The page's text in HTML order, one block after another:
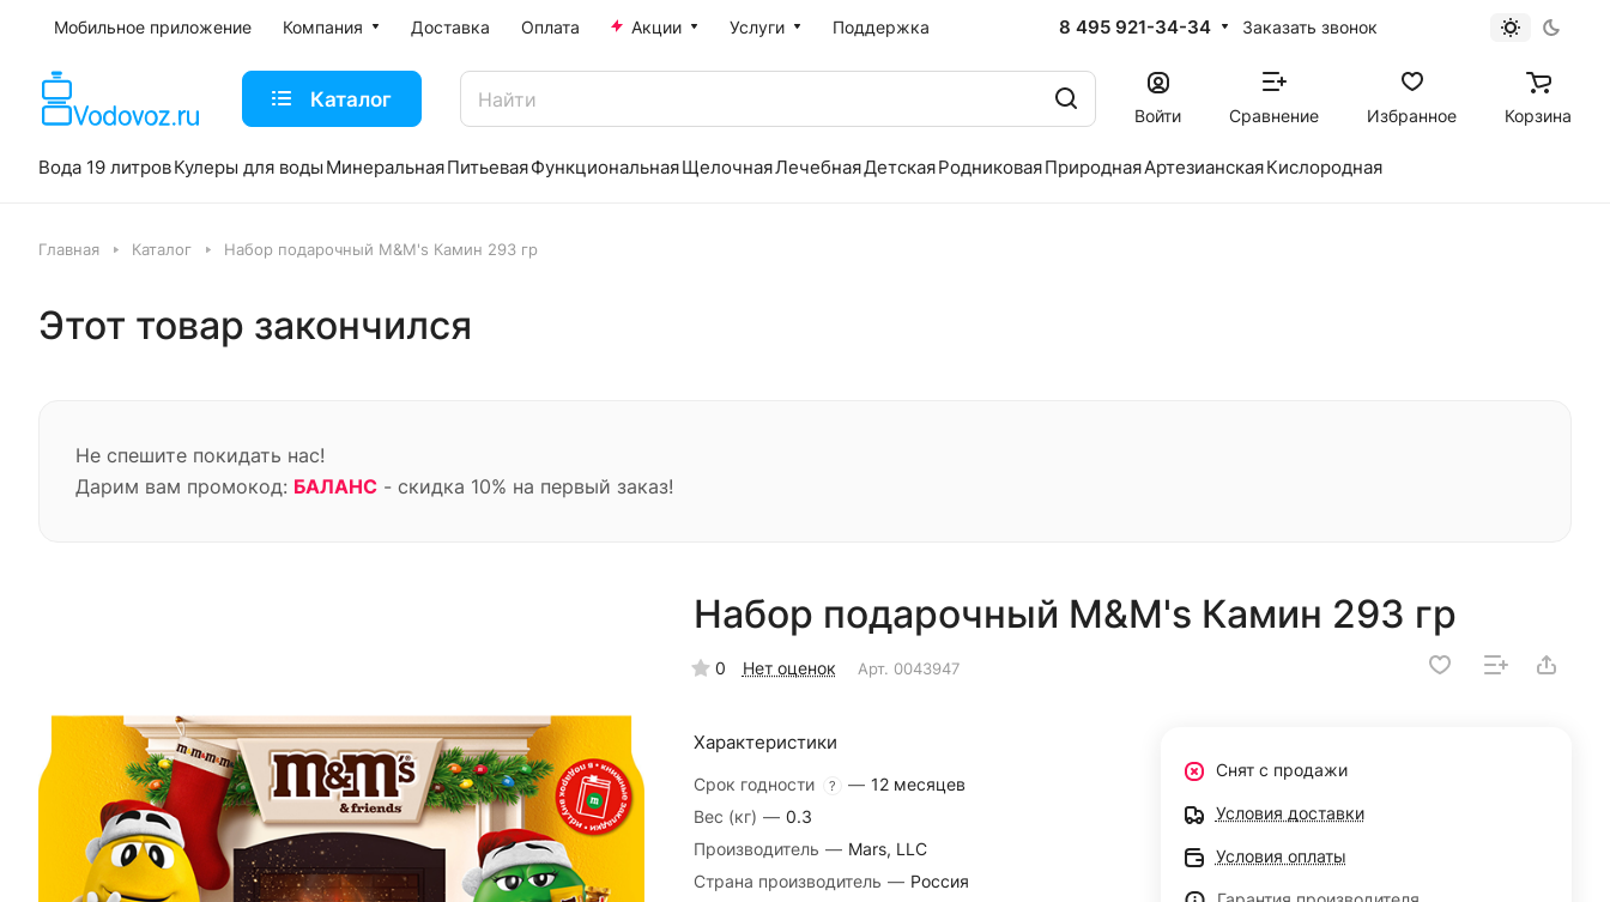
Мобильное приложение Компания Доставка Оплата Акции Услуги Поддержка 8 495 921-34-34 Заказать звонок
Каталог
Войти Сравнение Избранное Корзина
Вода 19 литровКулеры для воды МинеральнаяПитьеваяФункциональнаяЩелочнаяЛечебнаяДетскаяРодниковаяПрироднаяАртезианскаяКислородная
Главная Каталог Набор подарочный M&M's Камин 293 гр
Этот товар закончился
Не спешите покидать нас!
Дарим вам промокод: БАЛАНС - скидка 10% на первый заказ!
Набор подарочный M&M's Камин 293 гр
0 Нет оценок Арт. 0043947
Характеристики
Срок годности ? — 12 месяцев
Вес (кг) — 0.3
Производитель — Mars, LLC
Страна производитель — Россия
Снят с продажи
Условия доставки
Условия оплаты